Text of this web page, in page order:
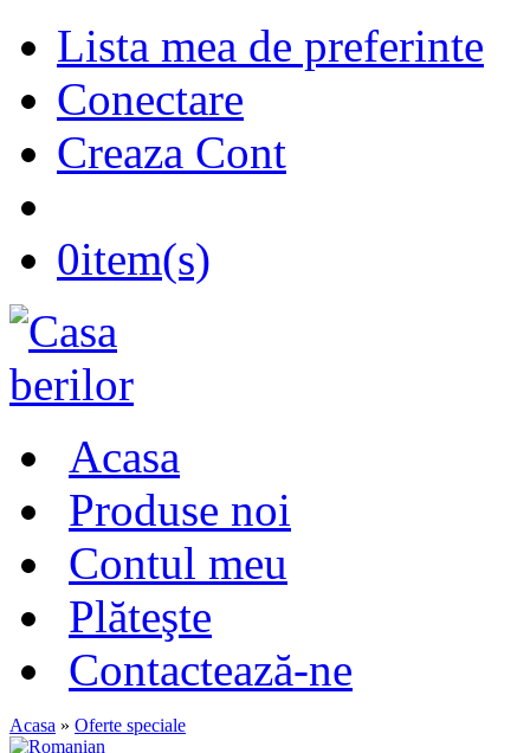
Lista mea de preferinte
Conectare
Creaza Cont
0item(s)
Acasa
Produse noi
Contul meu
Plăteşte
Contactează-ne
Acasa » Oferte speciale